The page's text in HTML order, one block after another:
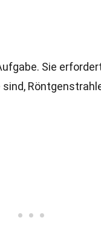
Sie